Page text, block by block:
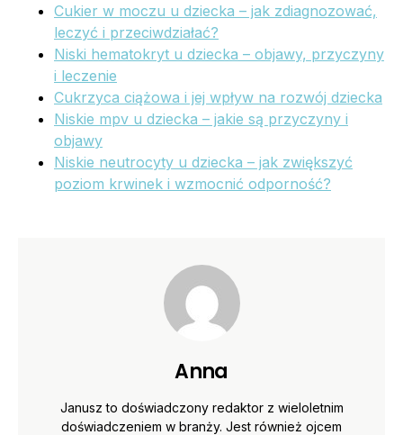
Cukier w moczu u dziecka – jak zdiagnozować,
leczyć i przeciwdziałać?
Niski hematokryt u dziecka – objawy, przyczyny
i leczenie
Cukrzyca ciążowa i jej wpływ na rozwój dziecka
Niskie mpv u dziecka – jakie są przyczyny i
objawy
Niskie neutrocyty u dziecka – jak zwiększyć
poziom krwinek i wzmocnić odporność?
Anna
Janusz to doświadczony redaktor z wieloletnim
doświadczeniem w branży. Jest również ojcem